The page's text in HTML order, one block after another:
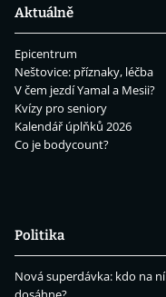
Aktuálně
Epicentrum
Neštovice: příznaky, léčba
V čem jezdí Yamal a Mesii?
Kvízy pro seniory
Kalendář úplňků 2026
Co je bodycount?
Politika
Nová superdávka: kdo na ní